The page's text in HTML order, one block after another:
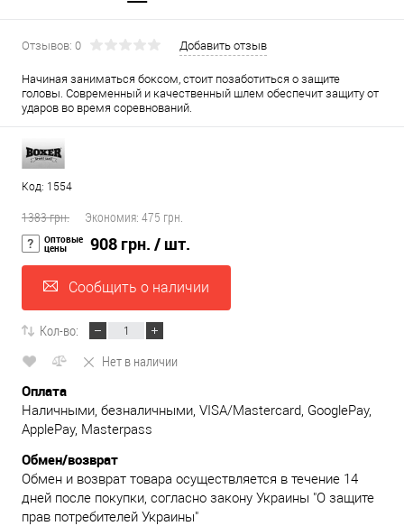
Отзывов: 0 Добавить отзыв
Начиная заниматься боксом, стоит позаботиться о защите
головы. Современный и качественный шлем обеспечит защиту от
ударов во время соревнований.
Код: 1554
1383 грн. Экономия: 475 грн.
Оптовые
цены 908 грн. / шт.
Сообщить о наличии
Кол-во:
Нет в наличии
Оплата
Наличными, безналичными, VISA/Mastercard, GooglePay,
ApplePay, Masterpass
Обмен/возврат
Обмен и возврат товара осуществляется в течение 14
дней после покупки, согласно закону Украины "О защите
прав потребителей Украины"